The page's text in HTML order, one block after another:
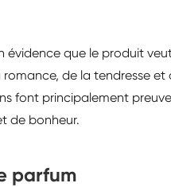
évidence que le produit
de la tendresse et
font principalement preuve
de bonheur.
parfum